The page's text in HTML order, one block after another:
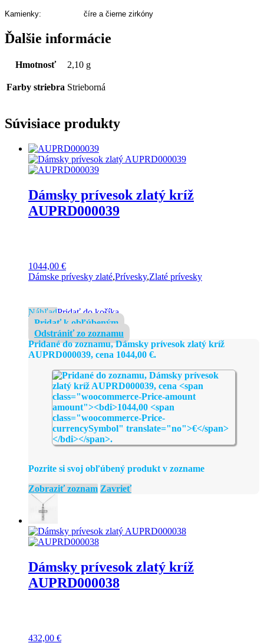
Kamienky: číre a čierne zirkóny
Ďalšie informácie
Hmotnosť 2,10 g
Farby striebra Strieborná
Súvisiace produkty
Dámsky prívesok zlatý kríž
AUPRD000039
1044,00 €
Dámske prívesky zlaté,Prívesky,Zlaté prívesky
NáhľadPridať do košíka
Pridať k obľúbeným
Odstrániť zo zoznamu
Pridané do zoznamu, Dámsky prívesok zlatý kríž
AUPRD000039, cena 1044,00 €.
Pozrite si svoj obľúbený produkt v zozname
Zobraziť zoznam Zavrieť
Dámsky prívesok zlatý kríž
AUPRD000038
432,00 €